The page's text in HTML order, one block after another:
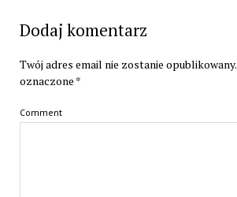
Dodaj komentarz
Twój adres email nie zostanie opublikowany.
oznaczone *
Comment